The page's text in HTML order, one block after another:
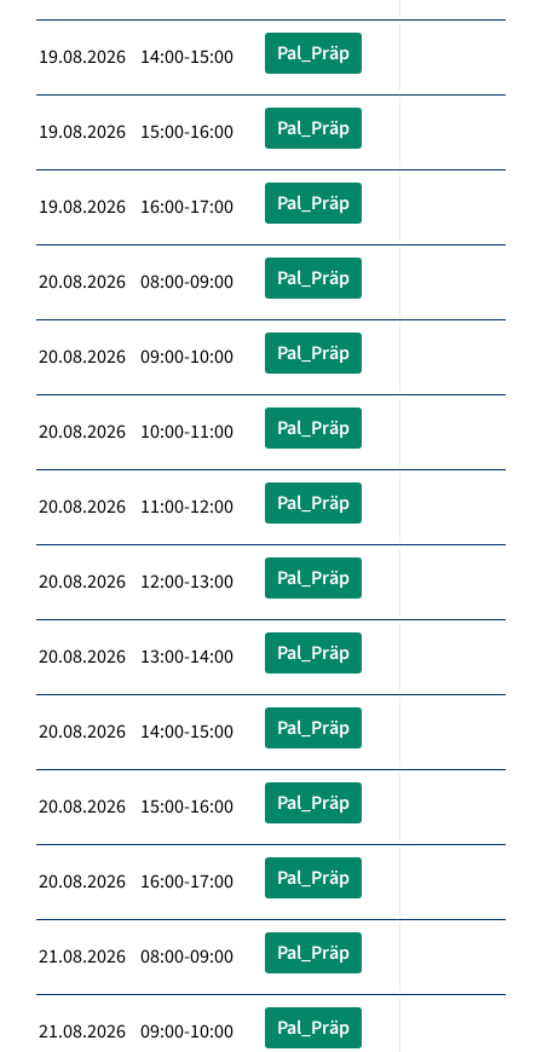
19.08.2026 14:00-15:00 Pal_Präp
19.08.2026 15:00-16:00 Pal_Präp
19.08.2026 16:00-17:00 Pal_Präp
20.08.2026 08:00-09:00 Pal_Präp
20.08.2026 09:00-10:00 Pal_Präp
20.08.2026 10:00-11:00 Pal_Präp
20.08.2026 11:00-12:00 Pal_Präp
20.08.2026 12:00-13:00 Pal_Präp
20.08.2026 13:00-14:00 Pal_Präp
20.08.2026 14:00-15:00 Pal_Präp
20.08.2026 15:00-16:00 Pal_Präp
20.08.2026 16:00-17:00 Pal_Präp
21.08.2026 08:00-09:00 Pal_Präp
21.08.2026 09:00-10:00 Pal_Präp